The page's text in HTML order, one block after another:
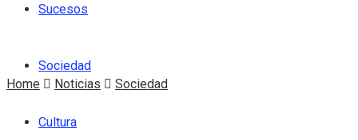
Sucesos
Sociedad
Cultura
Home Noticias Sociedad